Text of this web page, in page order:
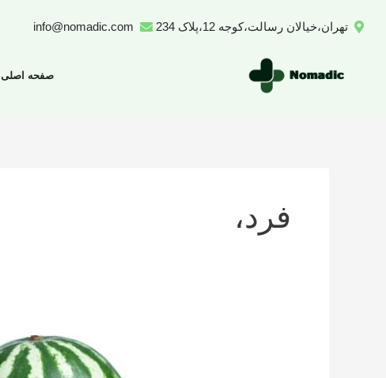
تهران،خیالان رسالت،کوجه 12،پلاک 234 info@nomadic.com
صفحه اصلی
فرد،